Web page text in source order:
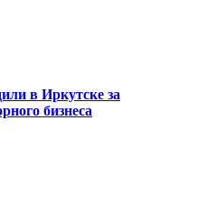
в Иркутске за
бизнеса